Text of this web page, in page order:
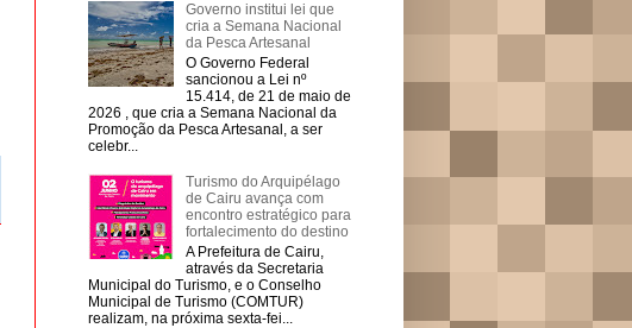
Governo institui lei que
cria a Semana Nacional
da Pesca Artesanal
O Governo Federal
sancionou a Lei nº
15.414, de 21 de maio de
2026 , que cria a Semana Nacional da
Promoção da Pesca Artesanal, a ser
celebr...
Turismo do Arquipélago
de Cairu avança com
encontro estratégico para
fortalecimento do destino
A Prefeitura de Cairu,
através da Secretaria
Municipal do Turismo, e o Conselho
Municipal de Turismo (COMTUR)
realizam, na próxima sexta-fei...